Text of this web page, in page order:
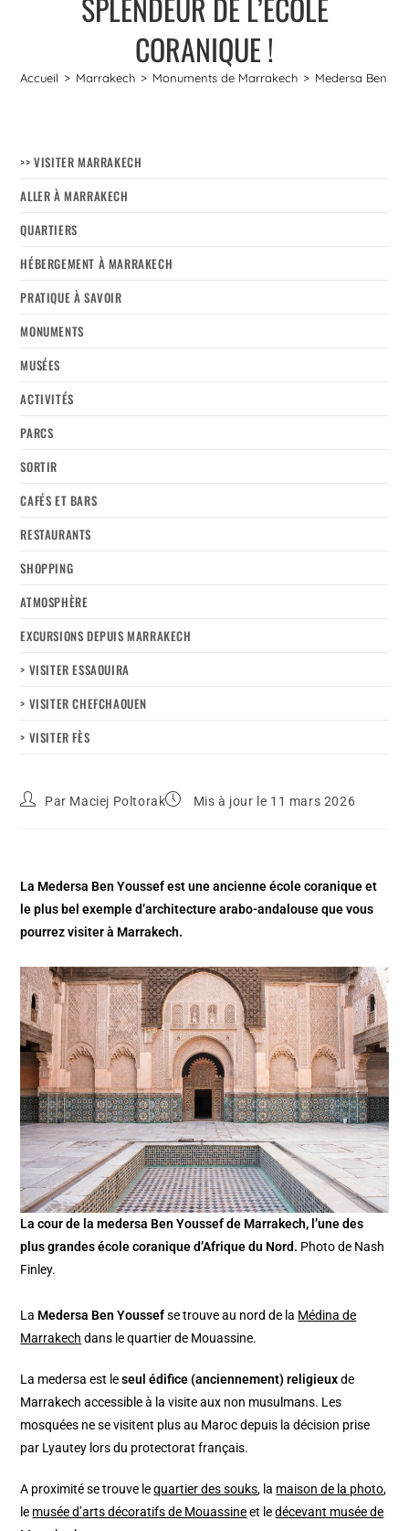
CORANIQUE !
Accueil > Marrakech > Monuments de Marrakech > Medersa Ben
>> VISITER MARRAKECH
ALLER À MARRAKECH
QUARTIERS
HÉBERGEMENT À MARRAKECH
PRATIQUE À SAVOIR
MONUMENTS
MUSÉES
ACTIVITÉS
PARCS
SORTIR
CAFÉS ET BARS
RESTAURANTS
SHOPPING
ATMOSPHÈRE
EXCURSIONS DEPUIS MARRAKECH
> VISITER ESSAOUIRA
> VISITER CHEFCHAOUEN
> VISITER FÈS
Par Maciej Poltorak Mis à jour le 11 mars 2026
La Medersa Ben Youssef est une ancienne école coranique et
le plus bel exemple d’architecture arabo-andalouse que vous
pourrez visiter à Marrakech.
La cour de la medersa Ben Youssef de Marrakech, l’une des
plus grandes école coranique d’Afrique du Nord. Photo de Nash
Finley.
La Medersa Ben Youssefse trouve au nord de la Médina de
Marrakech dans le quartier de Mouassine.
La medersa est leseul édifice (anciennement) religieuxde
Marrakech accessible à la visite aux non musulmans. Les
mosquées ne se visitent plus au Maroc depuis la décision prise
par Lyautey lors du protectorat français.
A proximité se trouve lequartier des souks, la maison de la photo,
le musée d’arts décoratifs de Mouassineet ledécevant musée de